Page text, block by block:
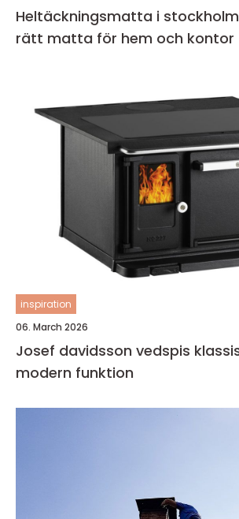
Heltäckningsmatta i stockholm så väljer du
rätt matta för hem och kontor
inspiration
06. March 2026
Josef davidsson vedspis klassisk värme med
modern funktion